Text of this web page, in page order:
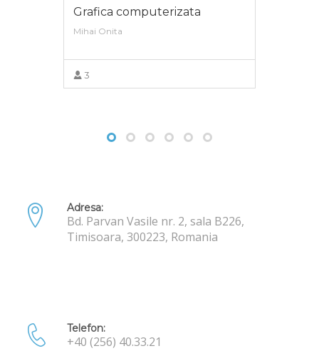
Grafica computerizata
Mihai Onita
3
Adresa:
Bd. Parvan Vasile nr. 2, sala B226,
Timisoara, 300223, Romania
Telefon:
+40 (256) 40.33.21